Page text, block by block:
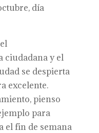
día
ciudadana y el
se despierta
excelente.
pienso
para
el fin de semana